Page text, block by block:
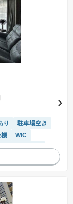
り
駐車場空き
WIC
バイク置き場